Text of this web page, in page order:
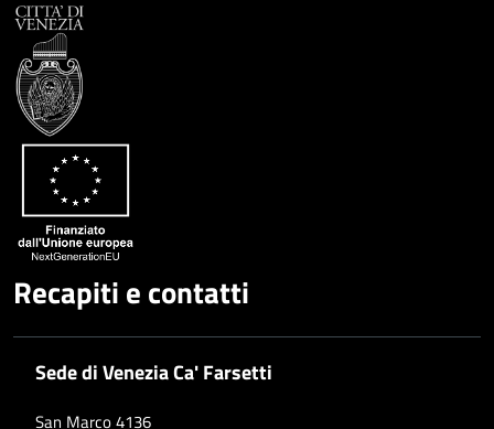
Recapiti e contatti
Sede di Venezia Ca' Farsetti
San Marco 4136